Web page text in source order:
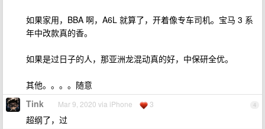
如果家用，BBA 啊，A6L 就算了，开着像专车司机。宝马 3 系
年中改款真的香。
如果是过日子的人，那亚洲龙混动真的好，中保研全优。
其他。。。。随意
4
Tink Mar 9, 2020 via iPhone 3
超纲了，过